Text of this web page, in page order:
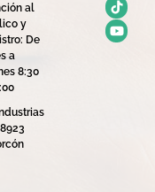
al
y
De
a
8:30